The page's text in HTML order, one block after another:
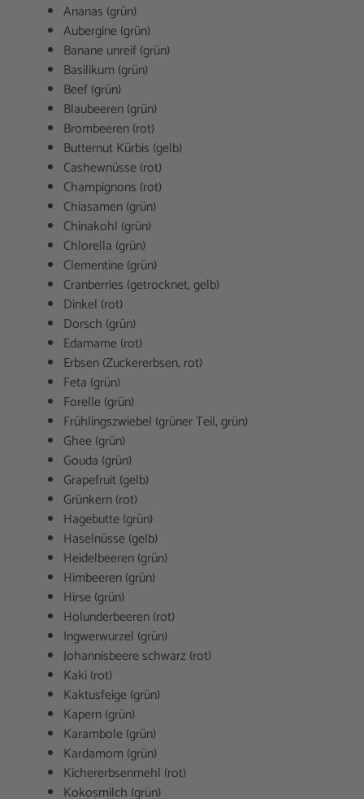
Ananas (grün)
Aubergine (grün)
Banane unreif (grün)
Basilikum (grün)
Beef (grün)
Blaubeeren (grün)
Brombeeren (rot)
Butternut Kürbis (gelb)
Cashewnüsse (rot)
Champignons (rot)
Chiasamen (grün)
Chinakohl (grün)
Chlorella (grün)
Clementine (grün)
Cranberries (getrocknet, gelb)
Dinkel (rot)
Dorsch (grün)
Edamame (rot)
Erbsen (Zuckererbsen, rot)
Feta (grün)
Forelle (grün)
Frühlingszwiebel (grüner Teil, grün)
Ghee (grün)
Gouda (grün)
Grapefruit (gelb)
Grünkern (rot)
Hagebutte (grün)
Haselnüsse (gelb)
Heidelbeeren (grün)
Himbeeren (grün)
Hirse (grün)
Holunderbeeren (rot)
Ingwerwurzel (grün)
Johannisbeere schwarz (rot)
Kaki (rot)
Kaktusfeige (grün)
Kapern (grün)
Karambole (grün)
Kardamom (grün)
Kichererbsenmehl (rot)
Kokosmilch (grün)